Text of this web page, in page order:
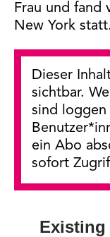
Frau und fand
New York statt.
Dieser
sichtbar.
sind
ein Abo
sofort
Existing